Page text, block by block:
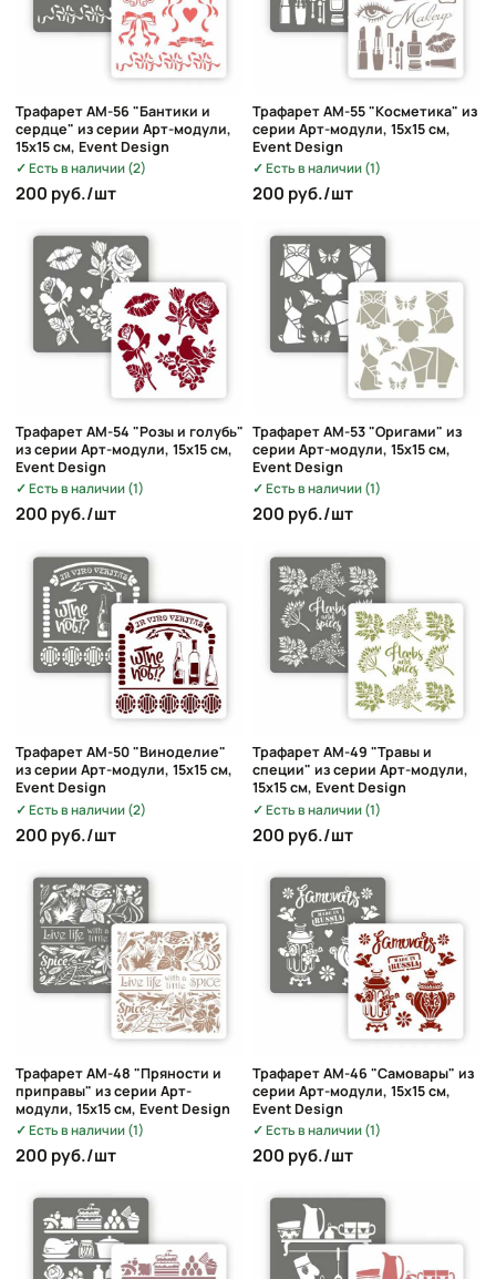
Трафарет AM-56 "Бантики и
сердце" из серии Арт-модули,
15х15 см, Event Design
Есть в наличии (2)
200 руб./шт
Трафарет AM-55 "Косметика" из
серии Арт-модули, 15х15 см,
Event Design
Есть в наличии (1)
200 руб./шт
Трафарет AM-54 "Розы и голубь"
из серии Арт-модули, 15х15 см,
Event Design
Есть в наличии (1)
200 руб./шт
Трафарет AM-53 "Оригами" из
серии Арт-модули, 15х15 см,
Event Design
Есть в наличии (1)
200 руб./шт
Трафарет AM-50 "Виноделие"
из серии Арт-модули, 15х15 см,
Event Design
Есть в наличии (2)
200 руб./шт
Трафарет AM-49 "Травы и
специи" из серии Арт-модули,
15х15 см, Event Design
Есть в наличии (1)
200 руб./шт
Трафарет AM-48 "Пряности и
приправы" из серии Арт-
модули, 15х15 см, Event Design
Есть в наличии (1)
200 руб./шт
Трафарет AM-46 "Самовары" из
серии Арт-модули, 15х15 см,
Event Design
Есть в наличии (1)
200 руб./шт